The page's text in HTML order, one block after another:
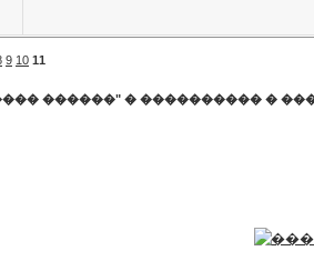
9 10 11
������" � ���������� �